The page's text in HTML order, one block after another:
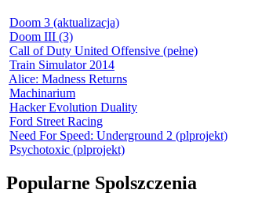
Doom 3 (aktualizacja)
Doom III (3)
Call of Duty United Offensive (pełne)
Train Simulator 2014
Alice: Madness Returns
Machinarium
Hacker Evolution Duality
Ford Street Racing
Need For Speed: Underground 2 (plprojekt)
Psychotoxic (plprojekt)
Popularne Spolszczenia